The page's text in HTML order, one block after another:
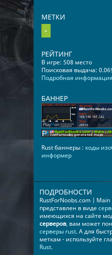
МЕТКИ
+
РЕЙТИНГ
В игре: 508 место
Поисковая выдача:
Подробная
БАННЕР
Rust баннеры : коды
информер
ПОДРОБНОСТИ
RustForNoobs.com |
представлен в виде
имеющихся на сайте
серверов, вам может
серверы rust. А для
меткам - используйте
Rust.